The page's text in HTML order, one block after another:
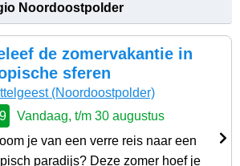
Noordoostpolder
de zomervakantie in
sferen
(Noordoostpolder)
Vandaag, t/m 30 augustus
je van een verre reis naar een
paradijs? Deze zomer hoef je